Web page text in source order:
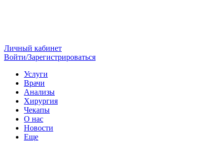
Личный кабинет
Войти/Зарегистрироваться
Услуги
Врачи
Анализы
Хирургия
Чекапы
О нас
Новости
Еще